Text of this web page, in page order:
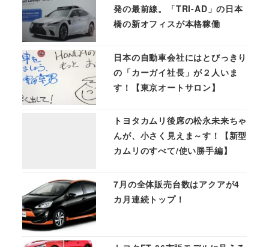
発の最前線。「TRI-AD」の日本
橋の新オフィスが本格稼働
日本の自動車会社にはとびっきり
の「カーガイ社長」が２人いま
す！【東京オートサロン】
トヨタカムリ後席の松永未来ちゃ
んが、小さく見えま～す！【新型
カムリのすべて/使い勝手編】
7月の全体販売台数はアクアが4
カ月連続トップ！